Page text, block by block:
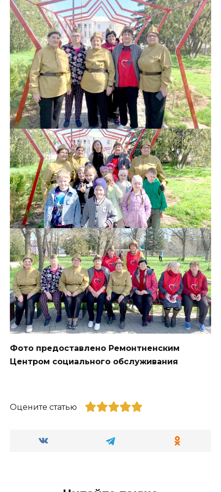
Фото предоставлено Ремонтненским
Центром социального обслуживания
Оцените статью